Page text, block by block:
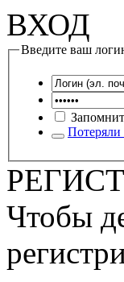
ВХОД
Введите ваш
Потеряли
Чтобы